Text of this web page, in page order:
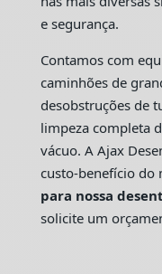
e segurança.
Contamos com
caminhões de
desobstruções de
limpeza completa
vácuo. A Ajax
custo-benefício do
para nossa
solicite um